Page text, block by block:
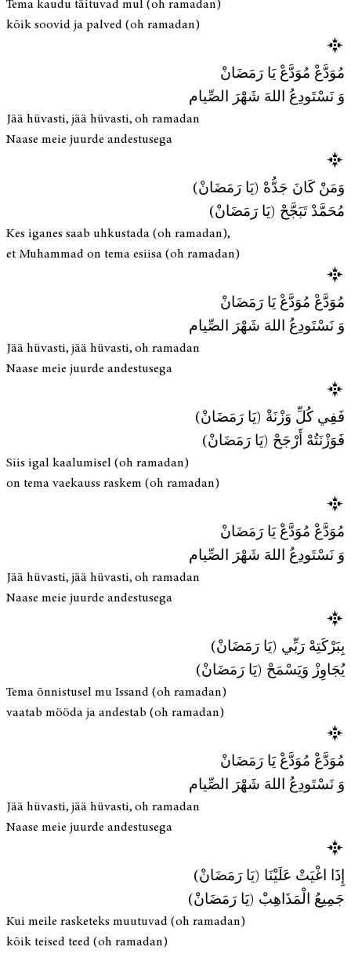
Tema kaudu täituvad mul (oh ramadan)
kõik soovid ja palved (oh ramadan)
مُوَدَّعْ مُوَدَّعْ يَا رَمَضَانْ
وَ نَسْتَودِعُ اللهَ شَهْرَ الصِّيام
Jää hüvasti, jää hüvasti, oh ramadan
Naase meie juurde andestusega
وَمَنْ كَانَ جَدُّهْ (يَا رَمَضَانْ)
مُحَمَّدْ تَبَجَّحْ (يَا رَمَضَانْ)
Kes iganes saab uhkustada (oh ramadan),
et Muhammad on tema esiisa (oh ramadan)
مُوَدَّعْ مُوَدَّعْ يَا رَمَضَانْ
وَ نَسْتَودِعُ اللهَ شَهْرَ الصِّيام
Jää hüvasti, jää hüvasti, oh ramadan
Naase meie juurde andestusega
فَفِي كُلِّ وَزْنَةْ (يَا رَمَضَانْ)
فَوَزْنَتُهْ أَرْجَحْ (يَا رَمَضَانْ)
Siis igal kaalumisel (oh ramadan)
on tema vaekauss raskem (oh ramadan)
مُوَدَّعْ مُوَدَّعْ يَا رَمَضَانْ
وَ نَسْتَودِعُ اللهَ شَهْرَ الصِّيام
Jää hüvasti, jää hüvasti, oh ramadan
Naase meie juurde andestusega
بِبَرْكَتِهْ رَبِّي (يَا رَمَضَانْ)
يُجَاوِزْ وَيَسْمَحْ (يَا رَمَضَانْ)
Tema õnnistusel mu Issand (oh ramadan)
vaatab mööda ja andestab (oh ramadan)
مُوَدَّعْ مُوَدَّعْ يَا رَمَضَانْ
وَ نَسْتَودِعُ اللهَ شَهْرَ الصِّيام
Jää hüvasti, jää hüvasti, oh ramadan
Naase meie juurde andestusega
إِذَا اغْيَتْ عَلَيْنَا (يَا رَمَضَانْ)
جَمِيعُ الْمَذَاهِبْ (يَا رَمَضَانْ)
Kui meile rasketeks muutuvad (oh ramadan)
kõik teised teed (oh ramadan)